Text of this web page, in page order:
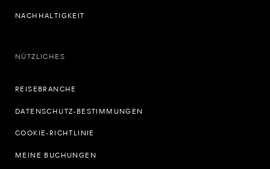
NACHHALTIGKEIT
NÜTZLICHES
REISEBRANCHE
DATENSCHUTZ-BESTIMMUNGEN
COOKIE-RICHTLINIE
MEINE BUCHUNGEN